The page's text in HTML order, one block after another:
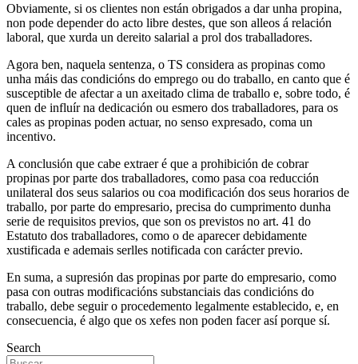
Obviamente, si os clientes non están obrigados a dar unha propina,
non pode depender do acto libre destes, que son alleos á relación
laboral, que xurda un dereito salarial a prol dos traballadores.
Agora ben, naquela sentenza, o TS considera as propinas como
unha máis das condicións do emprego ou do traballo, en canto que é
susceptible de afectar a un axeitado clima de traballo e, sobre todo, é
quen de influír na dedicación ou esmero dos traballadores, para os
cales as propinas poden actuar, no senso expresado, coma un
incentivo.
A conclusión que cabe extraer é que a prohibición de cobrar
propinas por parte dos traballadores, como pasa coa reducción
unilateral dos seus salarios ou coa modificación dos seus horarios de
traballo, por parte do empresario, precisa do cumprimento dunha
serie de requisitos previos, que son os previstos no art. 41 do
Estatuto dos traballadores, como o de aparecer debidamente
xustificada e ademais serlles notificada con carácter previo.
En suma, a supresión das propinas por parte do empresario, como
pasa con outras modificacións substanciais das condicións do
traballo, debe seguir o procedemento legalmente establecido, e, en
consecuencia, é algo que os xefes non poden facer así porque sí.
Search